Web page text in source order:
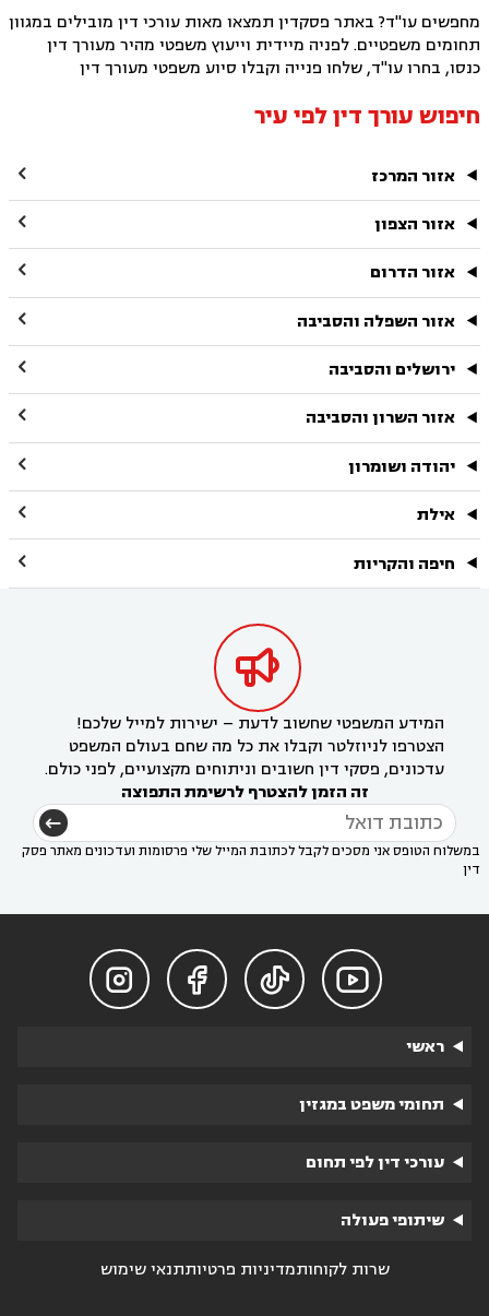
מחפשים עו"ד? באתר פסקדין תמצאו מאות עורכי דין מובילים במגוון
תחומים משפטיים. לפניה מיידית וייעוץ משפטי מהיר מעורך דין
כנסו, בחרו עו"ד, שלחו פנייה וקבלו סיוע משפטי מעורך דין
חיפוש עורך דין לפי עיר
אזור המרכז 
אזור הצפון 
אזור הדרום 
אזור השפלה והסביבה 
ירושלים והסביבה 
אזור השרון והסביבה 
יהודה ושומרון 
אילת 
חיפה והקריות 

המידע המשפטי שחשוב לדעת – ישירות למייל שלכם!
הצטרפו לניוזלטר וקבלו את כל מה שחם בעולם המשפט
עדכונים, פסקי דין חשובים וניתוחים מקצועיים, לפני כולם.
זה הזמן להצטרף לרשימת התפוצה
במשלוח הטופס אני מסכים לקבל לכתובת המייל שלי פרסומות ועדכונים מאתר פסק
דין




ראשי
תחומי משפט במגזין
עורכי דין לפי תחום
שיתופי פעולה
שרות לקוחותמדיניות פרטיותתנאי שימוש